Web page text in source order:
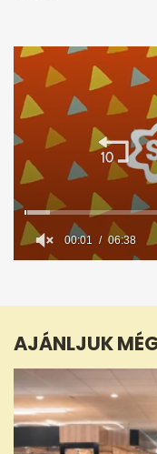
6
38
seconds
00:02 06:38
AJÁNLJUK